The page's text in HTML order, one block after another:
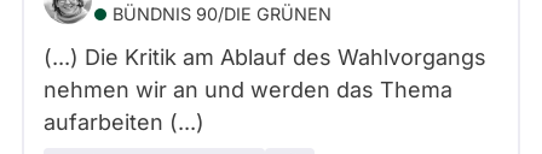
BÜNDNIS 90/­DIE GRÜNEN
(...) Die Kritik am Ablauf des Wahlvorgangs
nehmen wir an und werden das Thema
aufarbeiten (...)